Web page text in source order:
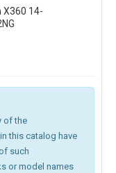
X360 14-
of the
this catalog have
such
or model names